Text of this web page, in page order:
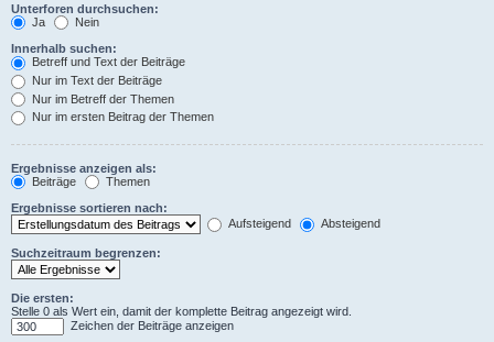
Unterforen durchsuchen:
Ja
Nein
Innerhalb suchen:
Betreff und Text der Beiträge
Nur im Text der Beiträge
Nur im Betreff der Themen
Nur im ersten Beitrag der Themen
Ergebnisse anzeigen als:
Beiträge
Themen
Ergebnisse sortieren nach:
Aufsteigend
Absteigend
Suchzeitraum begrenzen:
Die ersten:
Stelle 0 als Wert ein, damit der komplette Beitrag angezeigt wird.
Zeichen der Beiträge anzeigen